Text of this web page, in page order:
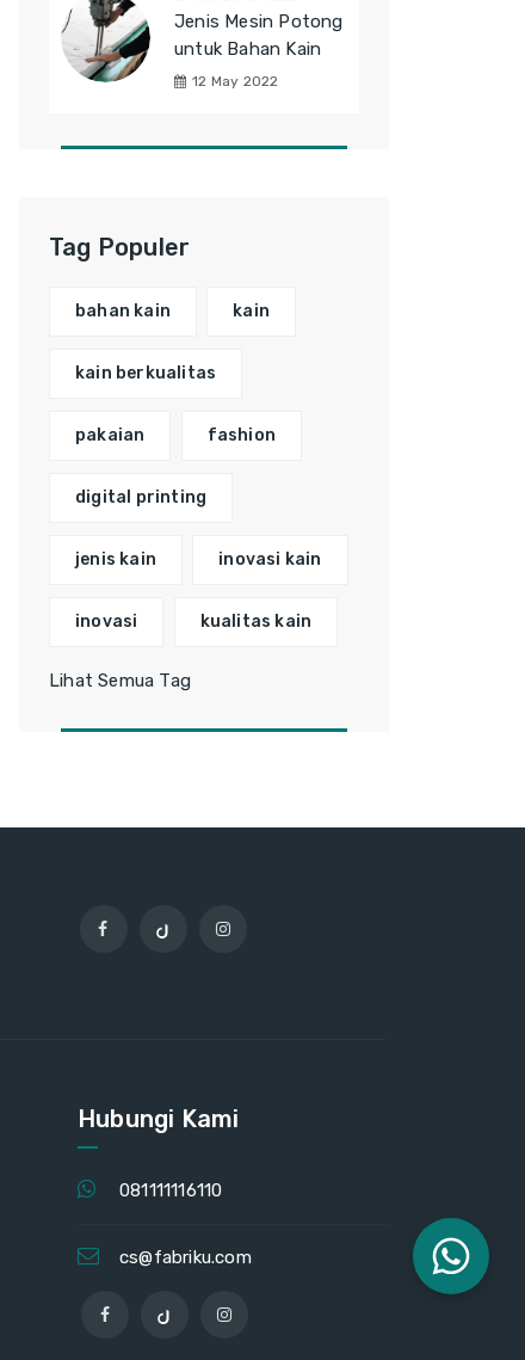
Jenis Mesin Potong
untuk Bahan Kain
12 May 2022
Tag Populer
bahan kain kain
kain berkualitas
pakaian fashion
digital printing
jenis kain inovasi kain
inovasi kualitas kain
Lihat Semua Tag
Hubungi Kami
081111116110
cs@fabriku.com